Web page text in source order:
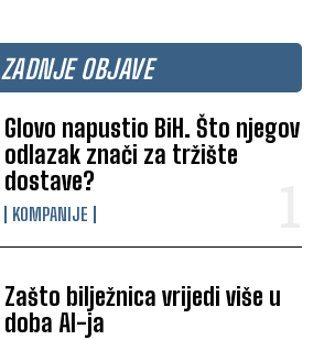
ZADNJE OBJAVE
Glovo napustio BiH. Što njegov
odlazak znači za tržište
dostave?
KOMPANIJE
Zašto bilježnica vrijedi više u
doba AI-ja